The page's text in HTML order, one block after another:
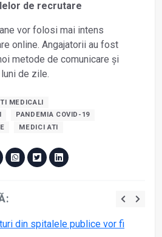
de recrutare
vor folosi mai intens
online. Angajatorii au fost
metode de comunicare și
de zile.
MEDICALI
PANDEMIA COVID-19
MEDICI ATI